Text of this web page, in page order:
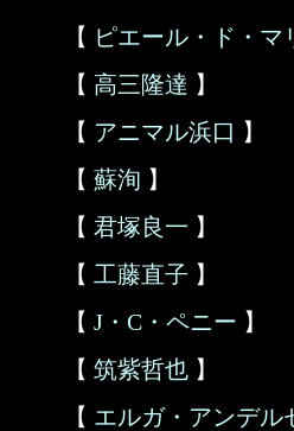
【 ピエール・ド・マ
【 高三隆達 】
【 アニマル浜口 】
【 蘇洵 】
【 君塚良一 】
【 工藤直子 】
【 J・C・ペニー 】
【 筑紫哲也 】
【 エルガ・アンデル